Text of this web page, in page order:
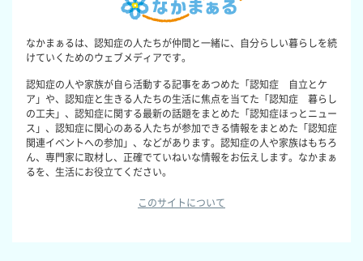
なかまぁるは、認知症の人たちが仲間と一緒に、自分らしい暮らしを続
けていくためのウェブメディアです。
認知症の人や家族が自ら活動する記事をあつめた「認知症 自立とケ
ア」や、認知症と生きる人たちの生活に焦点を当てた「認知症 暮らし
の工夫」、認知症に関する最新の話題をまとめた「認知症ほっとニュー
ス」、認知症に関心のある人たちが参加できる情報をまとめた「認知症
関連イベントへの参加」、などがあります。認知症の人や家族はもちろ
ん、専門家に取材し、正確でていねいな情報をお伝えします。なかまぁ
るを、生活にお役立てください。
このサイトについて